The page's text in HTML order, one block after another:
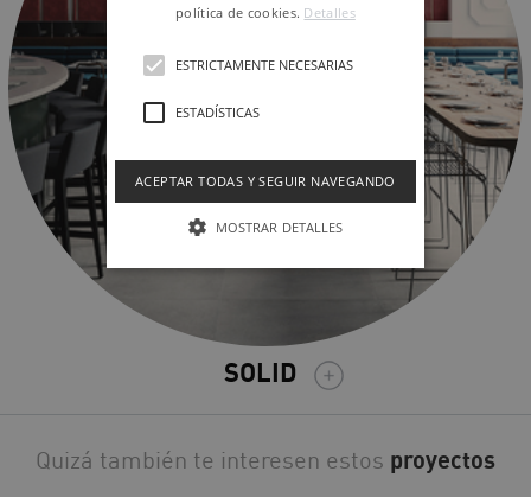
SOLID
Quizá también te interesen estos proyectos
política de cookies. Detalles
ESTRICTAMENTE NECESARIAS
ESTADÍSTICAS
ACEPTAR TODAS Y SEGUIR NAVEGANDO
MOSTRAR DETALLES